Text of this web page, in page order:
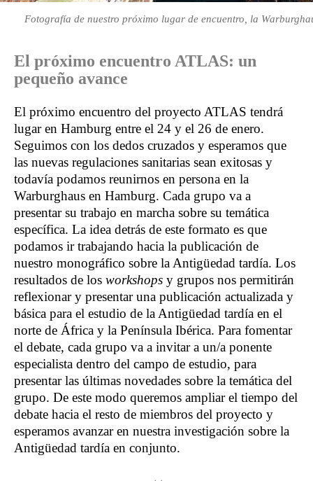
Fotografía de nuestro próximo lugar de encuentro, la
El próximo encuentro ATLAS: un
pequeño avance
El próximo encuentro del proyecto ATLAS tendrá
lugar en Hamburg entre el 24 y el 26 de enero.
Seguimos con los dedos cruzados y esperamos que
las nuevas regulaciones sanitarias sean exitosas y
todavía podamos reunirnos en persona en la
Warburghaus en Hamburg. Cada grupo va a
presentar su trabajo en marcha sobre su temática
específica. La idea detrás de este formato es que
podamos ir trabajando hacia la publicación de
nuestro monográfico sobre la Antigüedad tardía. Los
resultados de los workshops y grupos nos permitirán
reflexionar y presentar una publicación actualizada y
básica para el estudio de la Antigüedad tardía en el
norte de África y la Península Ibérica. Para fomentar
el debate, cada grupo va a invitar a un/a ponente
especialista dentro del campo de estudio, para
presentar las últimas novedades sobre la temática del
grupo. De este modo queremos ampliar el tiempo del
debate hacia el resto de miembros del proyecto y
esperamos avanzar en nuestra investigación sobre la
Antigüedad tardía en conjunto.